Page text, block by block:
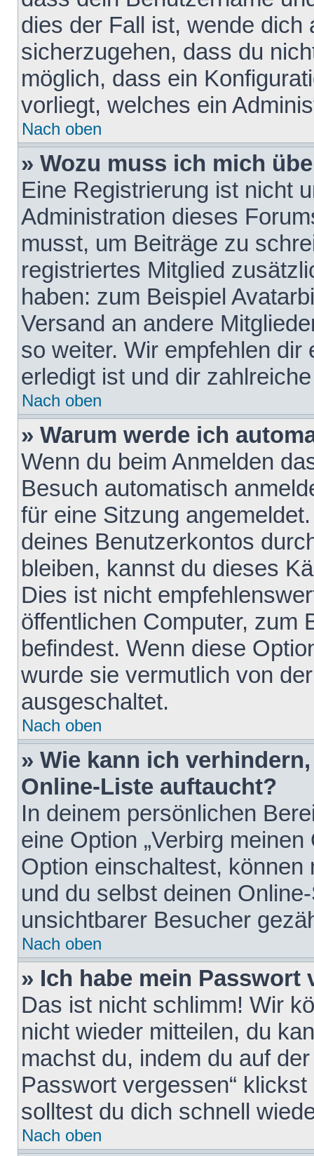
dies der Fall ist, wende dich
sicherzugehen, dass du
möglich, dass ein
vorliegt, welches ein
Nach oben
» Wozu muss ich mich
Eine Registrierung ist nicht
Administration dieses
musst, um Beiträge zu
registriertes Mitglied
haben: zum Beispiel
Versand an andere
so weiter. Wir empfehlen
erledigt ist und dir
Nach oben
» Warum werde ich
Wenn du beim Anmelden
Besuch automatisch
für eine Sitzung
deines Benutzerkontos
bleiben, kannst du dieses
Dies ist nicht
öffentlichen Computer, zum
befindest. Wenn diese
wurde sie vermutlich von
ausgeschaltet.
Nach oben
» Wie kann ich
Online-Liste auftaucht?
In deinem persönlichen
eine Option „Verbirg
Option einschaltest,
und du selbst deinen
unsichtbarer Besucher
Nach oben
» Ich habe mein Passwort
Das ist nicht schlimm! Wir
nicht wieder mitteilen, du
machst du, indem du auf
Passwort vergessen“
solltest du dich schnell
Nach oben